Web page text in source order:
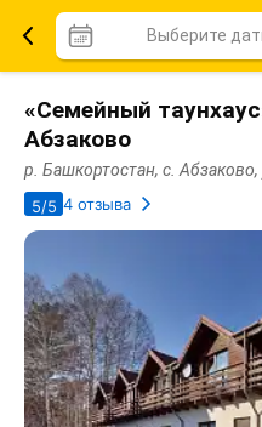
Выберите
«Семейный
Абзаково
р. Башкортостан, с. Абзаково,
5/5 4 отзыва